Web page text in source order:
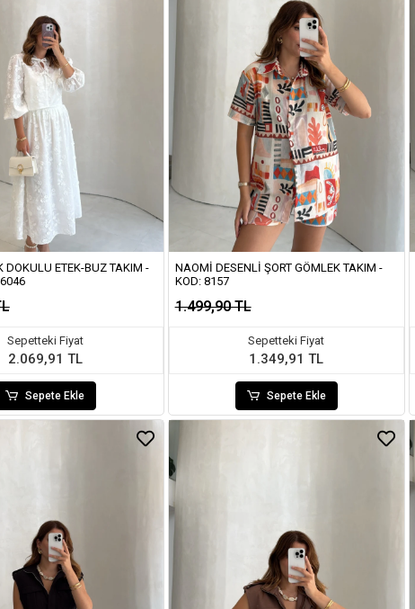
DOKULU ETEK-BUZ TAKIM -
Sepetteki Fiyat
2.069,91 TL
Sepete Ekle
NAOMI DESENLI ŞORT GÖMLEK TAKIM -
KOD: 8157
1.499,90 TL
Sepetteki Fiyat
1.349,91 TL
Sepete Ekle